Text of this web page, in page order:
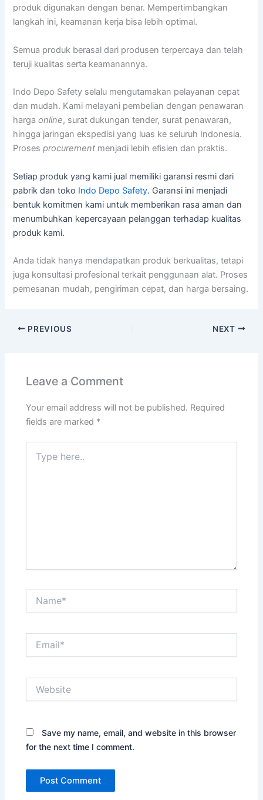
produk digunakan dengan benar. Mempertimbangkan
langkah ini, keamanan kerja bisa lebih optimal.
Semua produk berasal dari produsen terpercaya dan telah
teruji kualitas serta keamanannya.
Indo Depo Safety selalu mengutamakan pelayanan cepat
dan mudah. Kami melayani pembelian dengan penawaran
hargaonline, surat dukungan tender, surat penawaran,
hingga jaringan ekspedisi yang luas ke seluruh Indonesia.
Prosesprocurement menjadi lebih efisien dan praktis.
Setiap produk yang kami jual memiliki garansi resmi dari
pabrik dan toko Indo Depo Safety. Garansi ini menjadi
bentuk komitmen kami untuk memberikan rasa aman dan
menumbuhkan kepercayaan pelanggan terhadap kualitas
produk kami.
Anda tidak hanya mendapatkan produk berkualitas, tetapi
juga konsultasi profesional terkait penggunaan alat. Proses
pemesanan mudah, pengiriman cepat, dan harga bersaing.
PREVIOUS NEXT
Leave a Comment
Your email address will not be published. Required
fields are marked *
here..
Save my name, email, and website in this browser
for the next time I comment.